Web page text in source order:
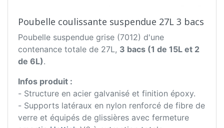
Poubelle coulissante suspendue 27L 3 bacs
Poubelle suspendue grise (7012) d'une
contenance totale de 27L, 3 bacs (1 de 15L et 2
de 6L).
Infos produit :
- Structure en acier galvanisé et finition époxy.
- Supports latéraux en nylon renforcé de fibre de
verre et équipés de glissières avec fermeture